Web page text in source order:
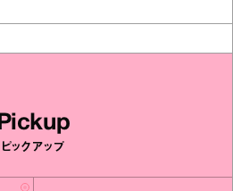
Pickup
ピックアップ